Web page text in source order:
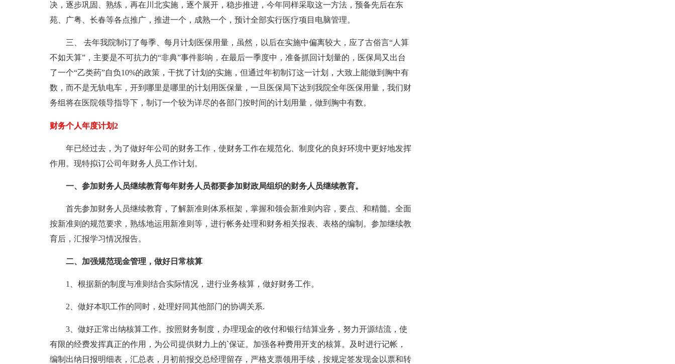
决，逐步巩固、熟练，再在川北实施，逐个展开，稳步推进，今年同样采取这一方法，预备先后在东
苑、广粤、长春等各点推广，推进一个，成熟一个，预计全部实行医疗项目电脑管理。
三、 去年我院制订了每季、每月计划医保用量，虽然，以后在实施中偏离较大，应了古俗言“人算
不如天算”，主要是不可抗力的“非典”事件影响，在最后一季度中，准备抓回计划量的，医保局又出台
了一个“乙类药”自负10%的政策，干扰了计划的实施，但通过年初制订这一计划，大致上能做到胸中有
数，而不是无轨电车，开到哪里是哪里的计划用医保量，一旦医保局下达到我院全年医保用量，我们财
务组将在医院领导指导下，制订一个较为详尽的各部门按时间的计划用量，做到胸中有数。
财务个人年度计划2
年已经过去，为了做好年公司的财务工作，使财务工作在规范化、制度化的良好环境中更好地发挥
作用。现特拟订公司年财务人员工作计划。
一、参加财务人员继续教育每年财务人员都要参加财政局组织的财务人员继续教育。
首先参加财务人员继续教育，了解新准则体系框架，掌握和领会新准则内容，要点、和精髓。全面
按新准则的规范要求，熟练地运用新准则等，进行帐务处理和财务相关报表、表格的编制。参加继续教
育后，汇报学习情况报告。
二、加强规范现金管理，做好日常核算
1、根据新的制度与准则结合实际情况，进行业务核算，做好财务工作。
2、做好本职工作的同时，处理好同其他部门的协调关系.
3、做好正常出纳核算工作。按照财务制度，办理现金的收付和银行结算业务，努力开源结流，使
有限的经费发挥真正的作用，为公司提供财力上的`保证。加强各种费用开支的核算。及时进行记帐，
编制出纳日报明细表，汇总表，月初前报交总经理留存，严格支票领用手续，按规定签发现金以票和转